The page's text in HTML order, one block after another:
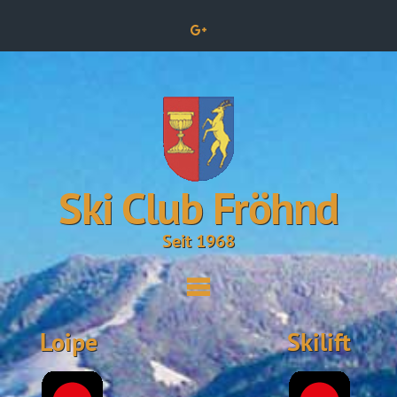
Ski Club Fröhnd
Seit 1968
Loipe Skilift